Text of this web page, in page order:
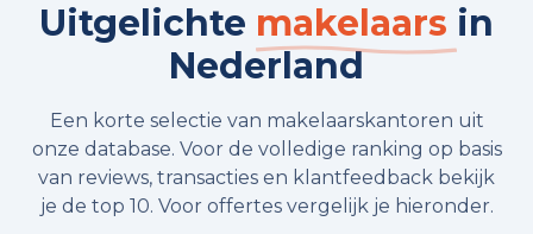
Uitgelichte makelaars in
Nederland
Een korte selectie van makelaarskantoren uit
onze database. Voor de volledige ranking op basis
van reviews, transacties en klantfeedback bekijk
je de top 10. Voor offertes vergelijk je hieronder.